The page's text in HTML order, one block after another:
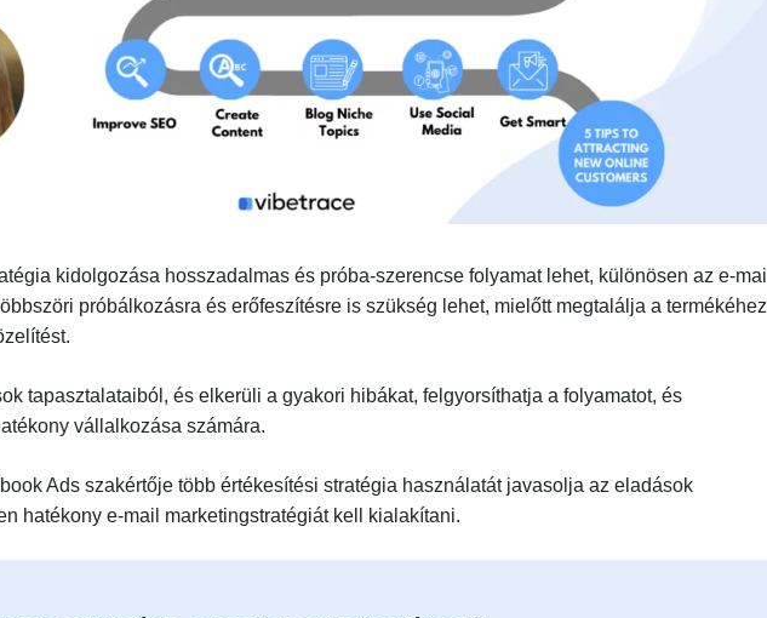
kidolgozása hosszadalmas és próba-szerencse folyamat lehet, különösen az e-mail
próbálkozásra és erőfeszítésre is szükség lehet, mielőtt megtalálja a termékéhez
tapasztalataiból, és elkerüli a gyakori hibákat, felgyorsíthatja a folyamatot, és
vállalkozása számára.
Ads szakértője több értékesítési stratégia használatát javasolja az eladások
hatékony e-mail marketingstratégiát kell kialakítani.